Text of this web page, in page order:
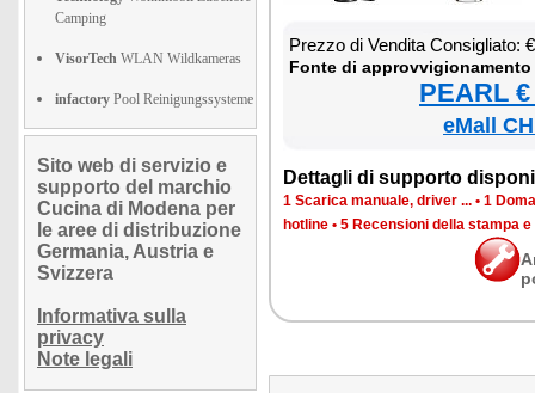
Camping
VisorTech WLAN Wildkameras
infactory Pool Reinigungssysteme
Sito web di servizio e
supporto del marchio
Cucina di Modena per
le aree di distribuzione
Germania, Austria e
Svizzera
Informativa sulla
privacy
Note legali
Prez­zo di Ven­di­ta Con­si­glia­to:
Fon­te di
PEARL
eMall
Det­ta­gli di sup­por­to
1 Sca­ri­ca ma­nua­le, dri­ver ... • 1
ho­tli­ne • 5 Re­cen­sio­ni del­la stam­pa